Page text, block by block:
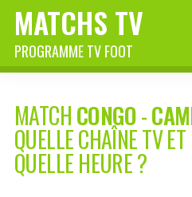
MATCHS TV
PROGRAMME TV FOOT
MATCHCONGO-
QUELLE CHAÎNE TV
QUELLE HEURE ?